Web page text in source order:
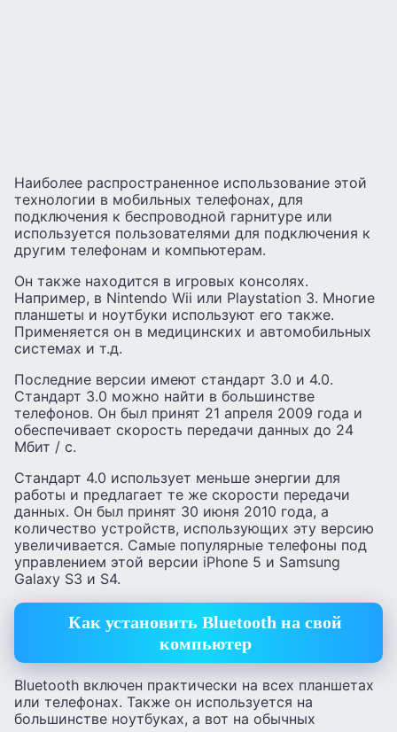
Наиболее распространенное использование этой
технологии в мобильных телефонах, для
подключения к беспроводной гарнитуре или
используется пользователями для подключения к
другим телефонам и компьютерам.
Он также находится в игровых консолях.
Например, в Nintendo Wii или Playstation 3. Многие
планшеты и ноутбуки используют его также.
Применяется он в медицинских и автомобильных
системах и т.д.
Последние версии имеют стандарт 3.0 и 4.0.
Стандарт 3.0 можно найти в большинстве
телефонов. Он был принят 21 апреля 2009 года и
обеспечивает скорость передачи данных до 24
Мбит / с.
Стандарт 4.0 использует меньше энергии для
работы и предлагает те же скорости передачи
данных. Он был принят 30 июня 2010 года, а
количество устройств, использующих эту версию
увеличивается. Самые популярные телефоны под
управлением этой версии iPhone 5 и Samsung
Galaxy S3 и S4.
Как установить Bluetooth на свой
компьютер
Bluetooth включен практически на всех планшетах
или телефонах. Также он используется на
большинстве ноутбуках, а вот на обычных